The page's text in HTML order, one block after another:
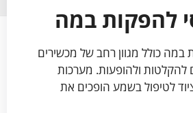
להפקות במה
במה כולל מגוון רחב של מכשירים
להקלטות ולהופעות. מערכות
לטיפול בשמע הופכים את